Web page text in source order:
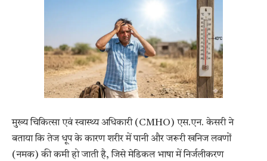
मुख्य चिकित्सा एवं स्वास्थ्य अधिकारी (CMHO) एस.एन. केसरी ने
बताया कि तेज धूप के कारण शरीर में पानी और जरूरी खनिज लवणों
(नमक) की कमी हो जाती है, जिसे मेडिकल भाषा में निर्जलीकरण